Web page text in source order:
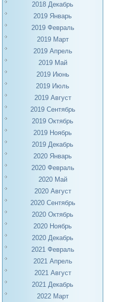
2018 Декабрь
2019 Январь
2019 Февраль
2019 Март
2019 Апрель
2019 Май
2019 Июнь
2019 Июль
2019 Август
2019 Сентябрь
2019 Октябрь
2019 Ноябрь
2019 Декабрь
2020 Январь
2020 Февраль
2020 Май
2020 Август
2020 Сентябрь
2020 Октябрь
2020 Ноябрь
2020 Декабрь
2021 Февраль
2021 Апрель
2021 Август
2021 Декабрь
2022 Март